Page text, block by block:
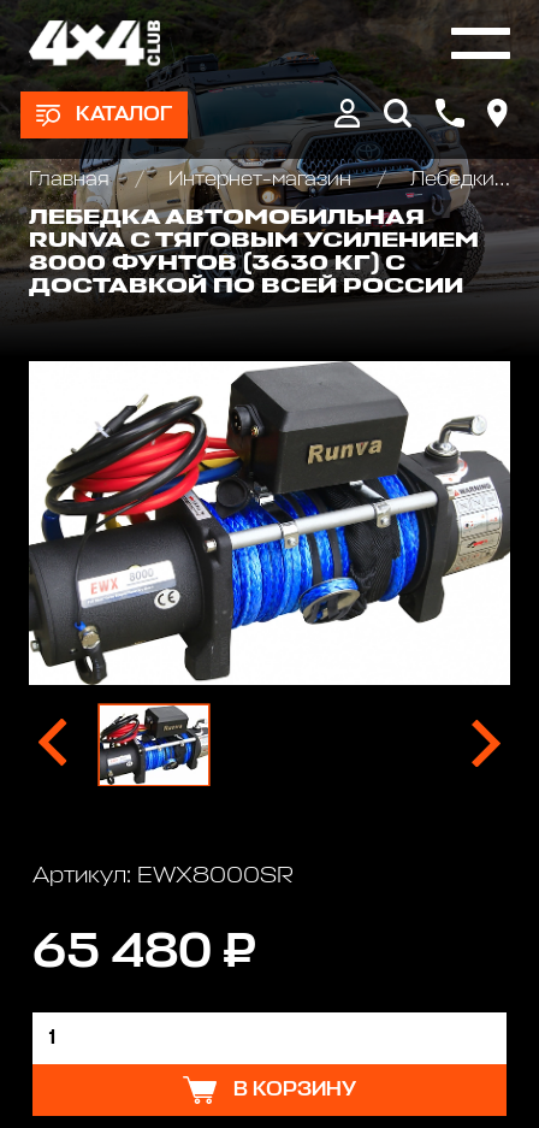
КАТАЛОГ
Главная Интернет-магазин
Лебедки автомобильные, для квадроциклов и эвакуаторов
ЛЕБЕДКА АВТОМОБИЛЬНАЯ
RUNVA С ТЯГОВЫМ УСИЛЕНИЕМ
8000 ФУНТОВ (3630 КГ) С
ДОСТАВКОЙ ПО ВСЕЙ РОССИИ
Артикул: EWX8000SR
65 480 ₽
В КОРЗИНУ